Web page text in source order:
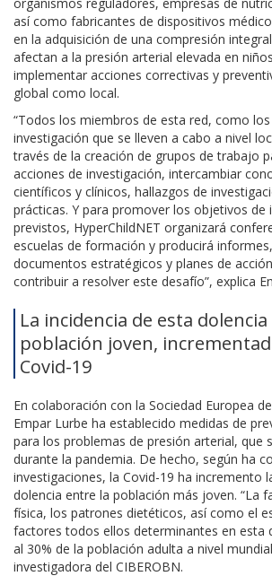
así como fabricantes de dispositivos
en la adquisición de una compresión
afectan a la presión arterial elevada en
implementar acciones correctivas y
global como local.
“Todos los miembros de esta red, como
investigación que se lleven a cabo a nivel
través de la creación de grupos de trabajo
acciones de investigación, intercambiar
científicos y clínicos, hallazgos de
prácticas. Y para promover los objetivos de
previstos, HyperChildNET organizará
escuelas de formación y producirá
documentos estratégicos y planes de
contribuir a resolver este desafío”, explica
La incidencia de esta
población joven,
Covid-19
En colaboración con la Sociedad Europea
Empar Lurbe ha establecido medidas de
para los problemas de presión arterial, que
durante la pandemia. De hecho, según ha
investigaciones, la Covid-19 ha incremento
dolencia entre la población más joven. “La
física, los patrones dietéticos, así como el
factores todos ellos determinantes en esta
al 30% de la población adulta a nivel
investigadora del CIBEROBN.